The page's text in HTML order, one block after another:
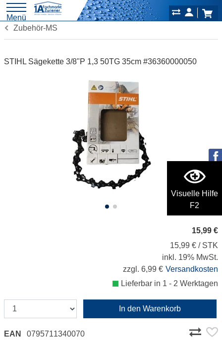
Visuelle Hilfe
F2
Menü
Zubehör-MS
STIHL Sägekette 3/8"P 1,3 50TG 35cm #36360000050
15,99 €
15,99 € / STK
inkl. 19% MwSt.
zzgl. 6,99 € Versandkosten
Lieferbar in 1 - 2 Werktagen
In den Warenkorb
EAN
0795711340070